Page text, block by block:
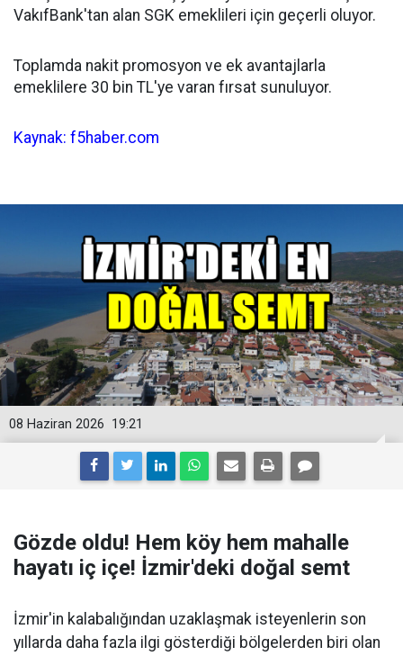
VakıfBank'tan alan SGK emeklileri için geçerli oluyor.
Toplamda nakit promosyon ve ek avantajlarla
emeklilere 30 bin TL'ye varan fırsat sunuluyor.
Kaynak: f5haber.com
19:21
08 Haziran 2026
Gözde oldu! Hem köy hem mahalle
hayatı iç içe! İzmir'deki doğal semt
İzmir'in kalabalığından uzaklaşmak isteyenlerin son
yıllarda daha fazla ilgi gösterdiği bölgelerden biri olan